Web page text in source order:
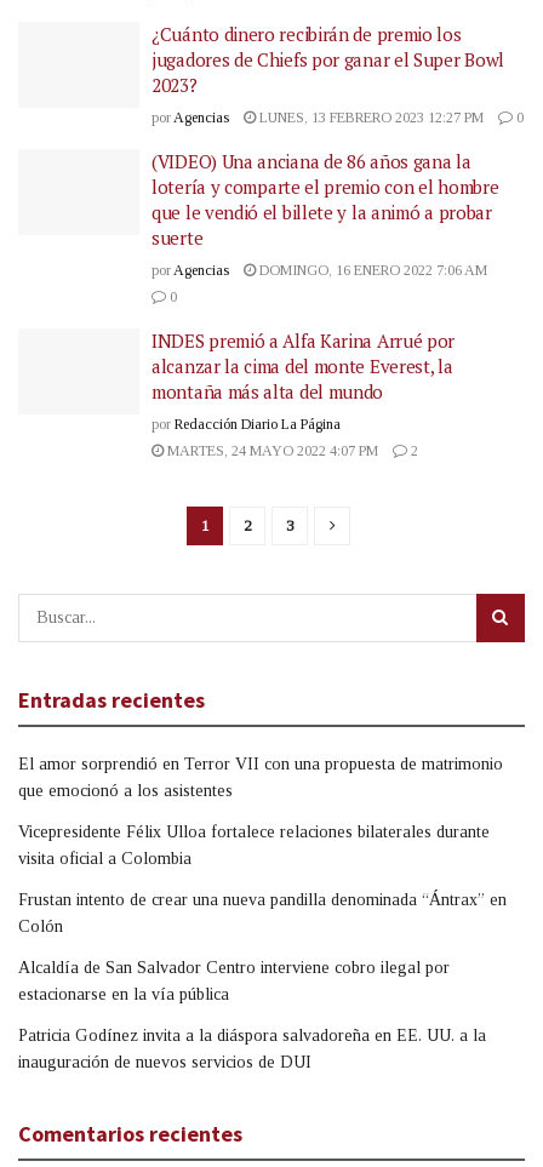
¿Cuánto dinero recibirán de premio los
jugadores de Chiefs por ganar el Super Bowl
2023?
por Agencias LUNES, 13 FEBRERO 2023 12:27 PM 0
(VIDEO) Una anciana de 86 años gana la
lotería y comparte el premio con el hombre
que le vendió el billete y la animó a probar
suerte
por Agencias
DOMINGO, 16 ENERO 2022 7:06 AM
0
INDES premió a Alfa Karina Arrué por
alcanzar la cima del monte Everest, la
montaña más alta del mundo
por Redacción Diario La Página
MARTES, 24 MAYO 2022 4:07 PM
2
1 2 3
Entradas recientes
El amor sorprendió en Terror VII con una propuesta de matrimonio
que emocionó a los asistentes
Vicepresidente Félix Ulloa fortalece relaciones bilaterales durante
visita oficial a Colombia
Frustan intento de crear una nueva pandilla denominada “Ántrax” en
Colón
Alcaldía de San Salvador Centro interviene cobro ilegal por
estacionarse en la vía pública
Patricia Godínez invita a la diáspora salvadoreña en EE. UU. a la
inauguración de nuevos servicios de DUI
Comentarios recientes